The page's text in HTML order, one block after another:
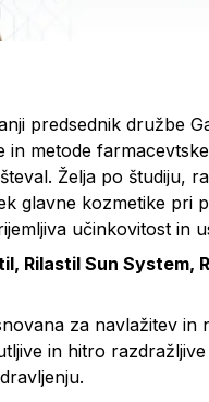
predsednik družbe
metode
Želja po študiju,
glavne kozmetike pri
učinkovitost in
Rilastil Sun System,
za navlažitev
in hitro